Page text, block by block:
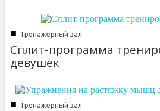
■ Тренажерный зал
Сплит-программа
девушек
■ Тренажерный зал